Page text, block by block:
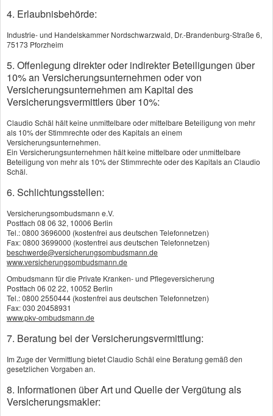
zu zahlen waren.
Heute ist das allerdings anders. Der Vertrag läuft zwar auch heute noch
ein Leben lang (bis zum 100. Geburtstag) wenn er nicht vorher
geworden.
Man kann die Zahlung heute begrenzen auf ein bestimmtes Alter oder
eine bestimmte Anzahl von Jahren festlegen oder sogar einen
Einmalbeitrag bezahlen und hat dann keine finanziellen Belastungen
Viele Tarife beinhalten auch die Möglichkeit, das in einem schweren
Pflegefall (Stufe III) die Beiträge von der Gesellschaft übernommen
werden.
4. Erlaubnisbehörde:
Industrie- und Handelskammer Nordschwarzwald, Dr.-Brandenburg-Straße 6,
75173 Pforzheim
5. Offenlegung direkter oder indirekter Beteiligungen über
10% an Versicherungsunternehmen oder von
Versicherungsunternehmen am Kapital des
Versicherungsvermittlers über 10%:
Claudio Schäl hält keine unmittelbare oder mittelbare Beteiligung von mehr
als 10% der Stimmrechte oder des Kapitals an einem
Versicherungsunternehmen.
Ein Versicherungsunternehmen hält keine mittelbare oder unmittelbare
Beteiligung von mehr als 10% der Stimmrechte oder des Kapitals an Claudio
Schäl.
6. Schlichtungsstellen:
Versicherungsombudsmann e.V.
Postfach 08 06 32, 10006 Berlin
Tel.: 0800 3696000 (kostenfrei aus deutschen Telefonnetzen)
Fax: 0800 3699000 (kostenfrei aus deutschen Telefonnetzen)
beschwerde@versicherungsombudsmann.de
www.versicherungsombudsmann.de
Ombudsmann für die Private Kranken- und Pflegeversicherung
Postfach 06 02 22, 10052 Berlin
Tel.: 0800 2550444 (kostenfrei aus deutschen Telefonnetzen)
Fax: 030 20458931
www.pkv-ombudsmann.de
7. Beratung bei der Versicherungsvermittlung:
Im Zuge der Vermittlung bietet Claudio Schäl eine Beratung gemäß den
gesetzlichen Vorgaben an.
8. Informationen über Art und Quelle der Vergütung als
Versicherungsmakler: